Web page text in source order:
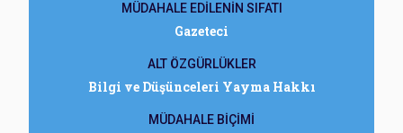
MÜDAHALE EDİLENİN SIFATI
Gazeteci
ALT ÖZGÜRLÜKLER
Bilgi ve Düşünceleri Yayma Hakkı
MÜDAHALE BİÇİMİ